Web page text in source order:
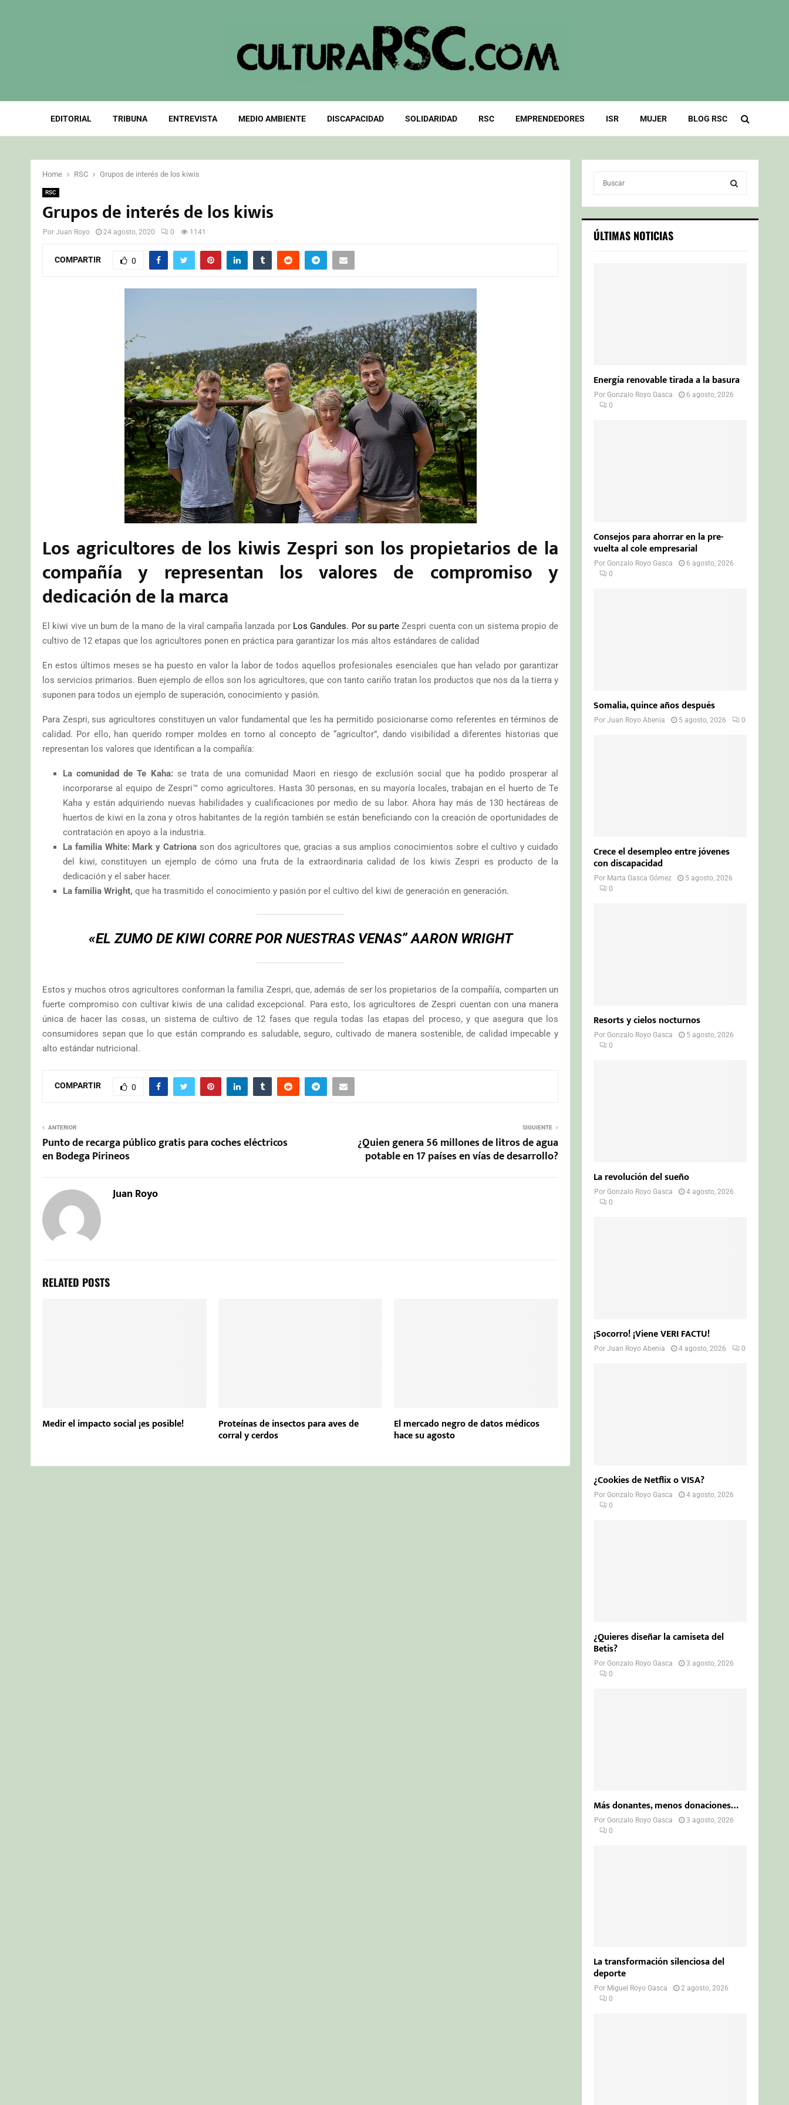
EDITORIAL TRIBUNA ENTREVISTA MEDIO AMBIENTE DISCAPACIDAD SOLIDARIDAD RSC EMPRENDEDORES ISR MUJER BLOG RSC
Home RSC Grupos de interés de los kiwis
RSC
Grupos de interés de los kiwis
Por Juan Royo 24 agosto, 2020 0 1141
COMPARTIR 0
Los agricultores de los kiwis Zespri son los propietarios de la
compañía y representan los valores de compromiso y
dedicación de la marca
El kiwi vive un bum de la mano de la viral campaña lanzada por Los Gandules. Por su parteZespri cuenta con un sistema propio de
cultivo de 12 etapas que los agricultores ponen en práctica para garantizar los más altos estándares de calidad
En estos últimos meses se ha puesto en valor la labor de todos aquellos profesionales esenciales que han velado por garantizar
los servicios primarios. Buen ejemplo de ellos son los agricultores, que con tanto cariño tratan los productos que nos da la tierra y
suponen para todos un ejemplo de superación, conocimiento y pasión.
Para Zespri, sus agricultores constituyen un valor fundamental que les ha permitido posicionarse como referentes en términos de
calidad. Por ello, han querido romper moldes en torno al concepto de “agricultor”, dando visibilidad a diferentes historias que
representan los valores que identifican a la compañía:
La comunidad de Te Kaha:se trata de una comunidad Maori en riesgo de exclusión social que ha podido prosperar al
incorporarse al equipo de Zespri™ como agricultores. Hasta 30 personas, en su mayoría locales, trabajan en el huerto de Te
Kaha y están adquiriendo nuevas habilidades y cualificaciones por medio de su labor. Ahora hay más de 130 hectáreas de
huertos de kiwi en la zona y otros habitantes de la región también se están beneficiando con la creación de oportunidades de
contratación en apoyo a la industria.
La familia White: Mark y Catrionason dos agricultores que, gracias a sus amplios conocimientos sobre el cultivo y cuidado
del kiwi, constituyen un ejemplo de cómo una fruta de la extraordinaria calidad de los kiwis Zespri es producto de la
dedicación y el saber hacer.
La familia Wright, que ha trasmitido el conocimiento y pasión por el cultivo del kiwi de generación en generación.
«EL ZUMO DE KIWI CORRE POR NUESTRAS VENAS”AARON WRIGHT
Estos y muchos otros agricultores conforman la familia Zespri, que, además de ser los propietarios de la compañía, comparten un
fuerte compromiso con cultivar kiwis de una calidad excepcional. Para esto, los agricultores de Zespri cuentan con una manera
única de hacer las cosas, un sistema de cultivo de 12 fases que regula todas las etapas del proceso, y que asegura que los
consumidores sepan que lo que están comprando es saludable, seguro, cultivado de manera sostenible, de calidad impecable y
alto estándar nutricional.
COMPARTIR 0
ANTERIOR
Punto de recarga público gratis para coches eléctricos
en Bodega Pirineos
SIGUIENTE
¿Quien genera 56 millones de litros de agua
potable en 17 países en vías de desarrollo?
Juan Royo
RELATED POSTS
Medir el impacto social ¡es posible! Proteínas de insectos para aves de
corral y cerdos
El mercado negro de datos médicos
hace su agosto
c
h
S
ÚLTIMAS NOTICIAS
Energía renovable tirada a la basura
PorGonzalo Royo Gasca
6 agosto, 2026
0
Consejos para ahorrar en la pre-
vuelta al cole empresarial
PorGonzalo Royo Gasca
6 agosto, 2026
0
Somalia, quince años después
PorJuan Royo Abenia 5 agosto, 2026 0
Crece el desempleo entre jóvenes
con discapacidad
Por Marta Gasca Gómez
5 agosto, 2026
0
Resorts y cielos nocturnos
PorGonzalo Royo Gasca
5 agosto, 2026
0
La revolución del sueño
PorGonzalo Royo Gasca
4 agosto, 2026
0
¡Socorro! ¡Viene VERI FACTU!
PorJuan Royo Abenia 4 agosto, 2026 0
¿Cookies de Netflix o VISA?
PorGonzalo Royo Gasca
4 agosto, 2026
0
¿Quieres diseñar la camiseta del
Betis?
PorGonzalo Royo Gasca
3 agosto, 2026
0
Más donantes, menos donaciones…
PorGonzalo Royo Gasca
3 agosto, 2026
0
La transformación silenciosa del
deporte
Por Miguel Royo Gasca
2 agosto, 2026
0